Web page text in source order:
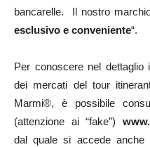
bancarelle. Il nostro
esclusivo e conveniente“.
Per conoscere nel dettaglio
dei mercati del tour
Marmi®, è possibile
(attenzione ai “fake”)
dal quale si accede anche